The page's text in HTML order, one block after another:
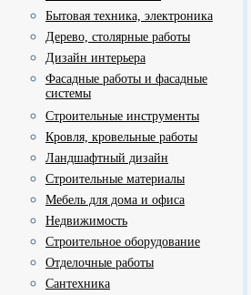
Бытовая техника, электроника
Дерево, столярные работы
Дизайн интерьера
Фасадные работы и фасадные
системы
Строительные инструменты
Кровля, кровельные работы
Ландшафтный дизайн
Строительные материалы
Мебель для дома и офиса
Недвижимость
Строительное оборудование
Отделочные работы
Сантехника